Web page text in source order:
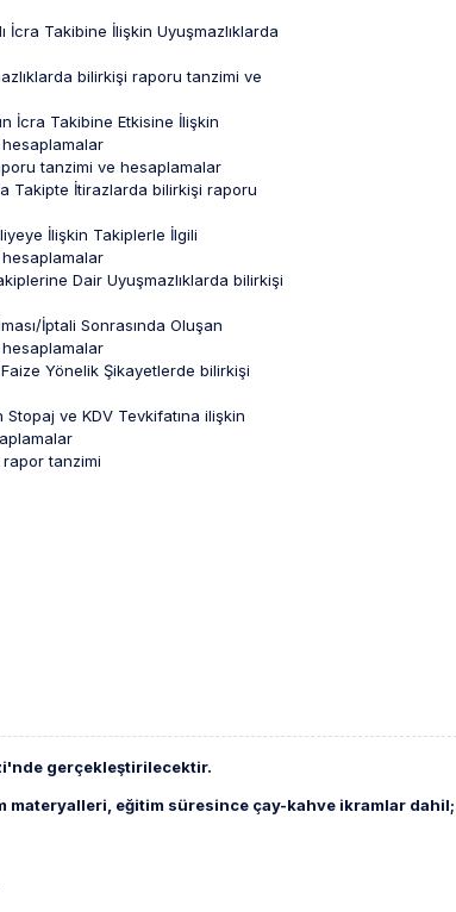
İcra Takibine İlişkin Uyuşmazlıklarda
bilirkişi raporu tanzimi ve
İcra Takibine Etkisine İlişkin
tanzimi ve hesaplamalar
Takipte İtirazlarda bilirkişi raporu
İlişkin Takiplerle İlgili
Dair Uyuşmazlıklarda bilirkişi
İptali Sonrasında Oluşan
Yönelik Şikayetlerde bilirkişi
ve KDV Tevkifatına ilişkin
rapor tanzimi
gerçekleştirilecektir.
materyalleri, eğitim süresince çay-kahve ikramlar